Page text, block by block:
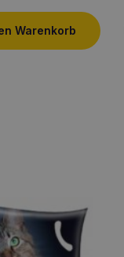
Warenkorb